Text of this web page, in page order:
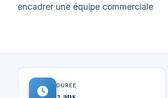
encadrer une équipe commerciale
DURÉE